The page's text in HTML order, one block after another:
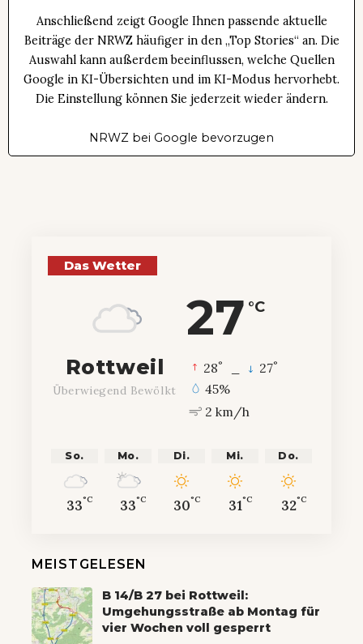
Anschließend zeigt Google Ihnen passende aktuelle
Beiträge der NRWZ häufiger in den „Top Stories“ an. Die
Auswahl kann außerdem beeinflussen, welche Quellen
Google in KI-Übersichten und im KI-Modus hervorhebt.
Die Einstellung können Sie jederzeit wieder ändern.
NRWZ bei Google bevorzugen
Das Wetter
27 °C
Rottweil
Überwiegend Bewölkt
28° 27°
45%
2 km/h
So.
33°C
Mo.
33°C
Di.
30°C
Mi.
31°C
Do.
32°C
MEISTGELESEN
B 14/B 27 bei Rottweil:
Umgehungsstraße ab Montag für
vier Wochen voll gesperrt